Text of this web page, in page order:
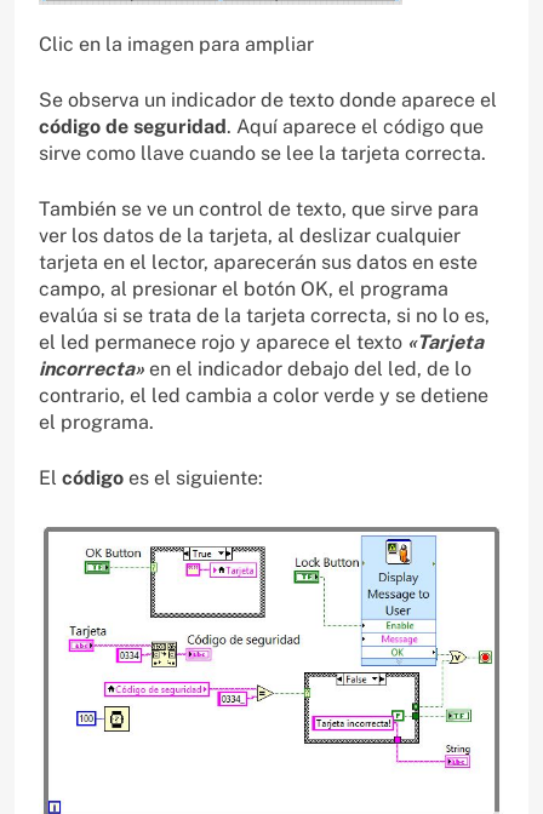
Clic en la imagen para ampliar
Se observa un indicador de texto donde aparece el
código de seguridad. Aquí aparece el código que
sirve como llave cuando se lee la tarjeta correcta.
También se ve un control de texto, que sirve para
ver los datos de la tarjeta, al deslizar cualquier
tarjeta en el lector, aparecerán sus datos en este
campo, al presionar el botón OK, el programa
evalúa si se trata de la tarjeta correcta, si no lo es,
el led permanece rojo y aparece el texto «Tarjeta
incorrecta» en el indicador debajo del led, de lo
contrario, el led cambia a color verde y se detiene
el programa.
El código es el siguiente: